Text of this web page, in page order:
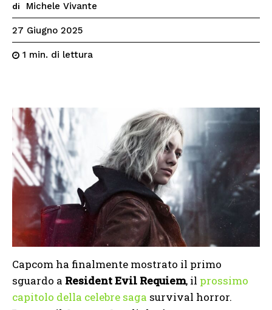
di Michele Vivante
27 Giugno 2025
1 min. di lettura
Capcom ha finalmente mostrato il primo
sguardo a Resident Evil Requiem, il prossimo
capitolo della celebre saga survival horror.